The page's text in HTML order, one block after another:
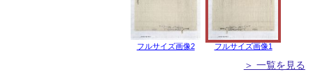
フルサイズ画像2 フルサイズ画像1
＞ 一覧を見る